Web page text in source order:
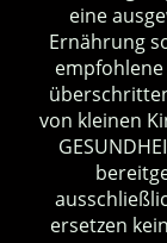
eine
Ernährung
von kleinen
ersetzen